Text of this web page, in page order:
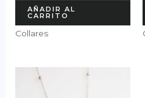
AÑADIR AL
CARRITO
Collares